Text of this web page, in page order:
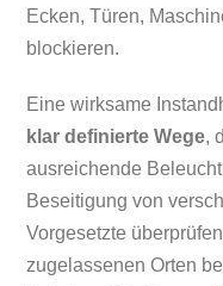
Ecken, Türen,
blockieren.
Eine wirksame
klar definierte Wege,
ausreichende
Beseitigung von
Vorgesetzte
zugelassenen Orten